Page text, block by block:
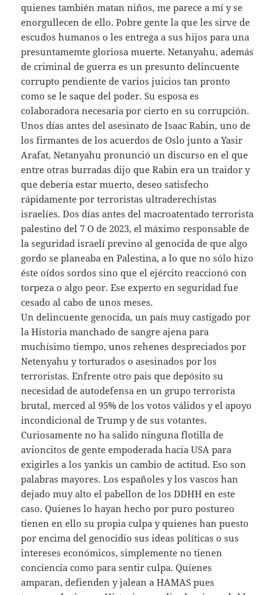
quienes también matan niños, me parece a mí y se
enorgullecen de ello. Pobre gente la que les sirve de
escudos humanos o les entrega a sus hijos para una
presuntamemte gloriosa muerte. Netanyahu, además
de criminal de guerra es un presunto delincuente
corrupto pendiente de varios juicios tan pronto
como se le saque del poder. Su esposa es
colaboradora necesaria por cierto en su corrupción.
Unos días antes del asesinato de Isaac Rabin, uno de
los firmantes de los acuerdos de Oslo junto a Yasir
Arafat, Netanyahu pronunció un discurso en el que
entre otras burradas dijo que Rabin era un traidor y
que debería estar muerto, deseo satisfecho
rápidamente por terroristas ultraderechistas
israelíes. Dos días antes del macroatentado terrorista
palestino del 7 O de 2023, el máximo responsable de
la seguridad israelí previno al genocida de que algo
gordo se planeaba en Palestina, a lo que no sólo hizo
éste oídos sordos sino que el ejército reaccionó con
torpeza o algo peor. Ese experto en seguridad fue
cesado al cabo de unos meses.
Un delincuente genocida, un país muy castigado por
la Historia manchado de sangre ajena para
muchísimo tiempo, unos rehenes despreciados por
Netenyahu y torturados o asesinados por los
terroristas. Enfrente otro pais que depósito su
necesidad de autodefensa en un grupo terrorista
brutal, merced al 95% de los votos válidos y el apoyo
incondicional de Trump y de sus votantes.
Curiosamente no ha salido ninguna flotilla de
avioncitos de gente empoderada hacia USA para
exigirles a los yankis un cambio de actitud. Eso son
palabras mayores. Los españoles y los vascos han
dejado muy alto el pabellon de los DDHH en este
caso. Quienes lo hayan hecho por puro postureo
tienen en ello su propia culpa y quienes han puesto
por encima del genocidio sus ideas políticas o sus
intereses económicos, simplemente no tienen
conciencia como para sentir culpa. Quienes
amparan, defienden y jalean a HAMAS pues